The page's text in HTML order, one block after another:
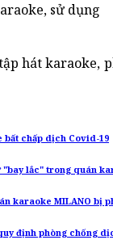
sử dụng
hát karaoke,
bất chấp dịch Covid-19
"bay lắc" trong quán
karaoke MILANO bị
định phòng chống